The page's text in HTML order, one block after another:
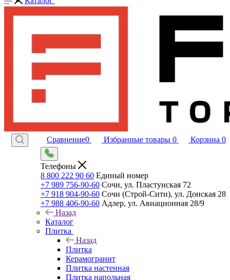
Сравнение0 Избранные товары 0 Корзина 0
Телефоны
8 800 222 90 60 Единый номер
+7 989 756-90-60 Сочи, ул. Пластунская 72
+7 918 904-90-60 Сочи (Строй-Сити), ул. Донская 28
+7 988 406-90-60 Адлер, ул. Авиационная 28/9
Назад
Каталог
Плитка
Назад
Плитка
Керамогранит
Плитка настенная
Плитка напольная